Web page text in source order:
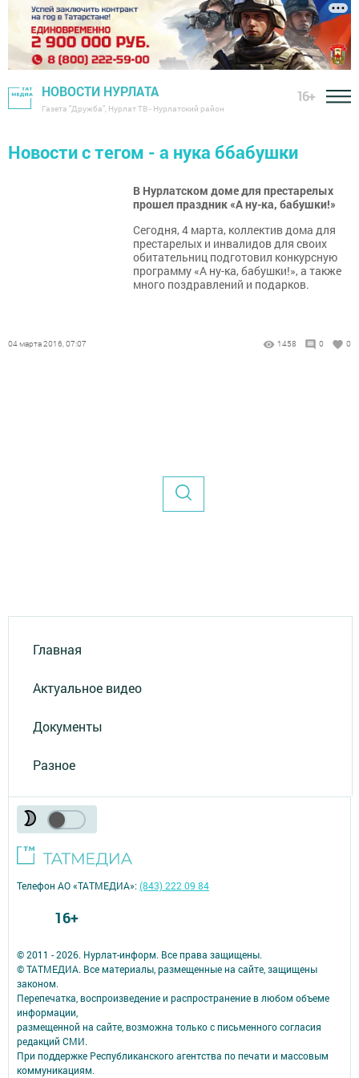
НОВОСТИ НУРЛАТА
Газета "Дружба", Нурлат ТВ - Нурлатский район
16+
Новости с тегом - а нука ббабушки
В Нурлатском доме для престарелых
прошел праздник «А ну-ка, бабушки!»
Сегодня, 4 марта, коллектив дома для
престарелых и инвалидов для своих
обитательниц подготовил конкурсную
программу «А ну-ка, бабушки!», а также
много поздравлений и подарков.
04 марта 2016, 07:07 1458 0 0
Главная
Актуальное видео
Документы
Разное
© 2011 - 2026. Нурлат-⁠информ. Все права защищены.
© ТАТМЕДИА. Все материалы, размещенные на сайте, защищены
законом.
Перепечатка, воспроизведение и распространение в любом объеме
информации,
размещенной на сайте, возможна только с письменного согласия
редакций СМИ.
При поддержке Республиканского агентства по печати и массовым
коммуникациям.
Телефон АО «ТАТМЕДИА»:(843) 222 09 84
16+